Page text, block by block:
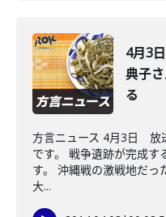
4月3
典子
る
方言ニュース 4月3日 放
です。 戦争遺跡が完成す
す。 沖縄戦の激戦地だっ
大...